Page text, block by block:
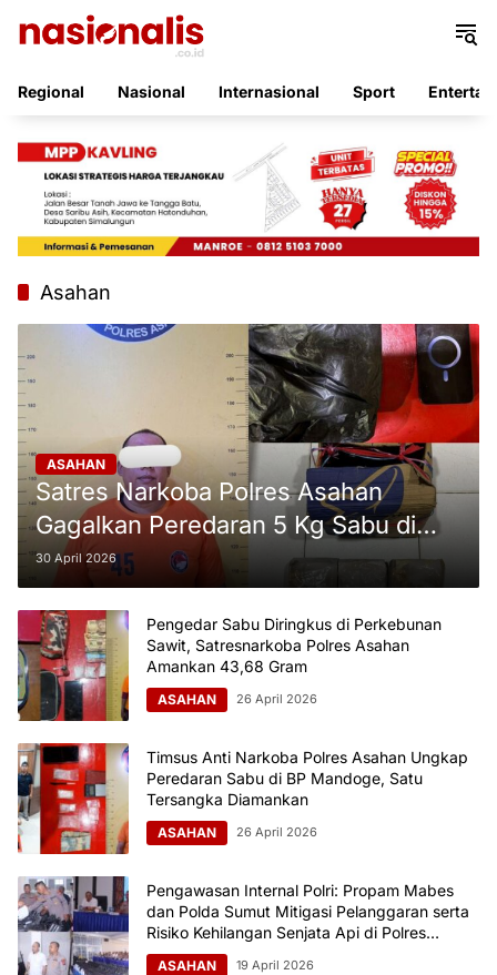
Regional
Nasional Internasional Sport
Asahan
ASAHAN
Satres Narkoba Polres Asahan
Gagalkan Peredaran 5 Kg Sabu di
Silau Laut, Satu Kurir Diamankan
30 April 2026
Pengedar Sabu Diringkus di Perkebunan
Sawit, Satresnarkoba Polres Asahan
Amankan 43,68 Gram
ASAHAN 26 April 2026
Timsus Anti Narkoba Polres Asahan Ungkap
Peredaran Sabu di BP Mandoge, Satu
Tersangka Diamankan
ASAHAN 26 April 2026
Pengawasan Internal Polri: Propam Mabes
dan Polda Sumut Mitigasi Pelanggaran serta
Risiko Kehilangan Senjata Api di Polres
Asahan
ASAHAN 19 April 2026